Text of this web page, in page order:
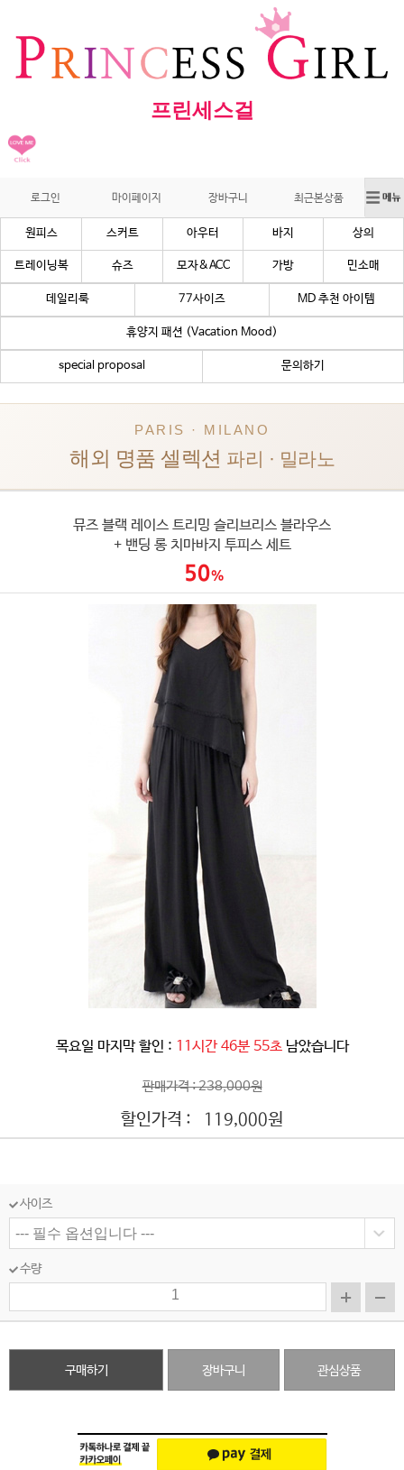
프린세스걸
로그인 마이페이지 장바구니 최근본상품
원피스 스커트 아우터 바지 상의
트레이닝복 슈즈 모자&ACC 가방 민소매
데일리룩 77사이즈 MD 추천 아이템
휴양지 패션 (Vacation Mood)
special proposal 문의하기
PARIS · MILANO
해외 명품 셀렉션 파리 · 밀라노
뮤즈 블랙 레이스 트리밍 슬리브리스 블라우스
+ 밴딩 롱 치마바지 투피스 세트
목요일 마지막 할인 : 11시간 46분 52초 남았습니다
판매가격 : 238,000원
할인가격 : 119,000원
사이즈
수량
구매하기 장바구니 관심상품